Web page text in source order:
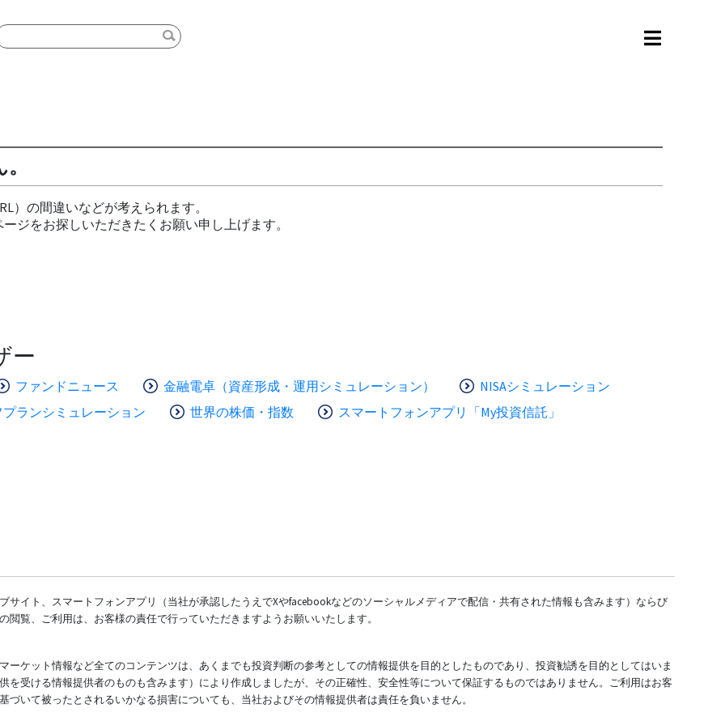
）の間違いなどが考えられます。
ジをお探しいただきたくお願い申し上げます。
ー
ファンドニュース 金融電卓（資産形成・運用シミュレーション）
NISAシミュレーション
ランシミュレーション
世界の株価・指数 スマートフォンアプリ「My投資信託」
イト、スマートフォンアプリ（当社が承認したうえでXやfacebookなどのソーシャルメディアで配信・共有された情報も含みます）ならび
覧、ご利用は、お客様の責任で行っていただきますようお願いいたします。
ケット情報など全てのコンテンツは、あくまでも投資判断の参考としての情報提供を目的としたものであり、投資勧誘を目的としてはいま
受ける情報提供者のものも含みます）により作成しましたが、その正確性、安全性等について保証するものではありません。ご利用はお客
いて被ったとされるいかなる損害についても、当社およびその情報提供者は責任を負いません。